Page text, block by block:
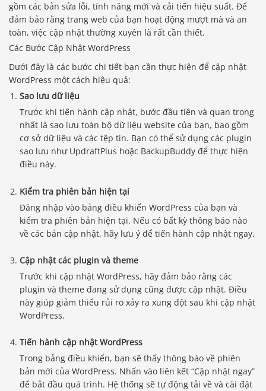
gồm các bản sửa lỗi, tính năng mới và cải tiến hiệu suất. Để
đảm bảo rằng trang web của bạn hoạt động mượt mà và an
toàn, việc cập nhật thường xuyên là rất cần thiết.
Các Bước Cập Nhật WordPress
Dưới đây là các bước chi tiết bạn cần thực hiện để cập nhật
WordPress một cách hiệu quả:
Sao lưu dữ liệu
Trước khi tiến hành cập nhật, bước đầu tiên và quan trọng
nhất là sao lưu toàn bộ dữ liệu website của bạn, bao gồm
cơ sở dữ liệu và các tệp tin. Bạn có thể sử dụng các plugin
sao lưu như UpdraftPlus hoặc BackupBuddy để thực hiện
điều này.
Kiểm tra phiên bản hiện tại
Đăng nhập vào bảng điều khiển WordPress của bạn và
kiểm tra phiên bản hiện tại. Nếu có bất kỳ thông báo nào
về các bản cập nhật, hãy lưu ý để tiến hành cập nhật ngay.
Cập nhật các plugin và theme
Trước khi cập nhật WordPress, hãy đảm bảo rằng các
plugin và theme đang sử dụng cũng được cập nhật. Điều
này giúp giảm thiểu rủi ro xảy ra xung đột sau khi cập nhật
WordPress.
Tiến hành cập nhật WordPress
Trong bảng điều khiển, bạn sẽ thấy thông báo về phiên
bản mới của WordPress. Nhấn vào liên kết “Cập nhật ngay”
để bắt đầu quá trình. Hệ thống sẽ tự động tải về và cài đặt